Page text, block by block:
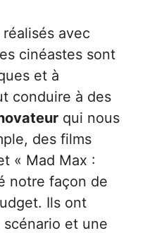
avec
cinéastes sont
et à
conduire à des
qui nous
des films
« Mad Max :
notre façon de
Ils ont
scénario et une